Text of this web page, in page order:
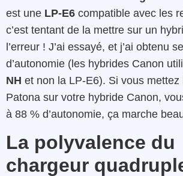
est une LP-E6 compatible avec les
c’est tentant de la mettre sur un
l’erreur ! J’ai essayé, et j’ai obtenu
d’autonomie (les hybrides Canon
NH et non la LP-E6). Si vous
Patona sur votre hybride Canon,
à 88 % d’autonomie, ça marche
La polyvalence du
chargeur